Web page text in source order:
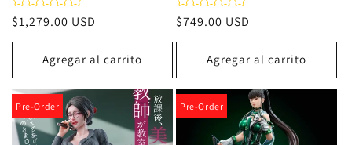
Precio
habitual
$1,279.00 USD
Agregar al carrito
Precio
habitual
$749.00 USD
Agregar al carrito
Pre-Order Pre-Order